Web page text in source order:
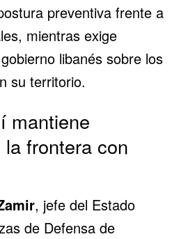
preventiva frente a
mientras exige
libanés sobre los
su territorio.
mantiene
frontera con
, jefe del Estado
de Defensa de